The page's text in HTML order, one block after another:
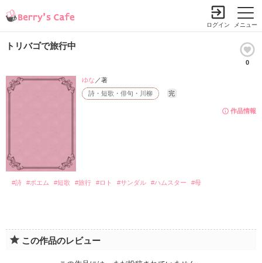
メニュー
ログイン
トリバゴで旅行中
0
作品情報
詩・短歌・俳句・川柳 完
ゆな ／著
#詩 #ポエム #短歌 #旅行 #ロト #サンダル #ハムスター #母
この作品のレビュー